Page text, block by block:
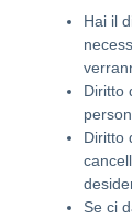
Hai il
Diritto
Diritto
Se ci